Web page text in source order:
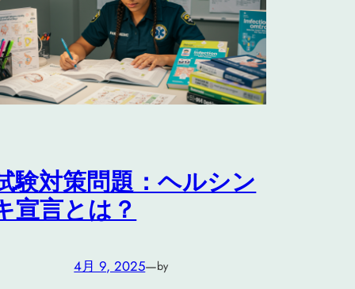
験対策問題：ヘルシン
宣言とは？
4月 9, 2025—by